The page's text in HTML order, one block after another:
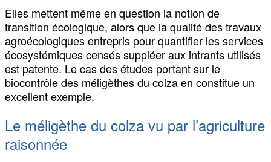
Elles mettent même en question la notion de
transition écologique, alors que la qualité des travaux
agroécologiques entrepris pour quantifier les services
écosystémiques censés suppléer aux intrants utilisés
est patente. Le cas des études portant sur le
biocontrôle des méligèthes du colza en constitue un
excellent exemple.
Le méligèthe du colza vu par l’agriculture
raisonnée